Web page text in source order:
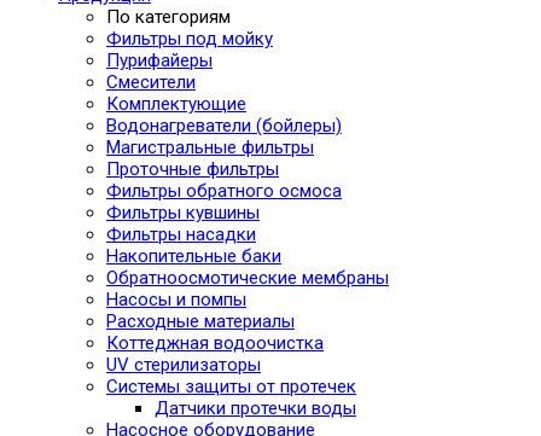
По категориям
Фильтры под мойку
Пурифайеры
Смесители
Комплектующие
Водонагреватели (бойлеры)
Магистральные фильтры
Проточные фильтры
Фильтры обратного осмоса
Фильтры кувшины
Фильтры насадки
Накопительные баки
Обратноосмотические мембраны
Насосы и помпы
Расходные материалы
Коттеджная водоочистка
UV стерилизаторы
Системы защиты от протечек
Датчики протечки воды
Насосное оборудование